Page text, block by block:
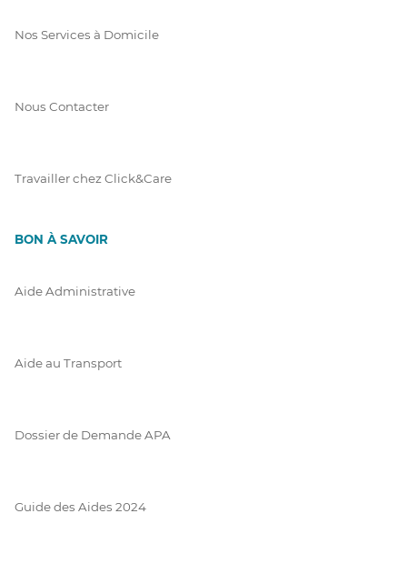
Nos Services à Domicile
Nous Contacter
Travailler chez Click&Care
BON À SAVOIR
Aide Administrative
Aide au Transport
Dossier de Demande APA
Guide des Aides 2024